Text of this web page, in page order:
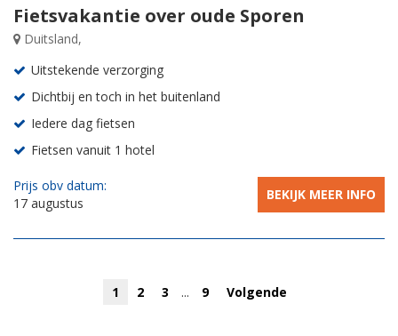
Fietsvakantie over oude Sporen
Duitsland,
Uitstekende verzorging
Dichtbij en toch in het buitenland
Iedere dag fietsen
Fietsen vanuit 1 hotel
Prijs obv datum:
17 augustus
BEKIJK MEER INFO
1 2 3 ... 9 Volgende